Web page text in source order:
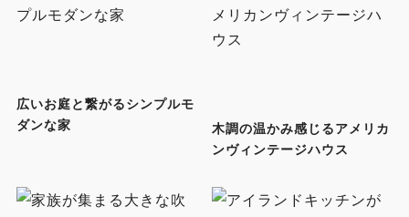
広いお庭と繋がるシンプルモ
ダンな家
木調の温かみ感じるアメリカ
ンヴィンテージハウス